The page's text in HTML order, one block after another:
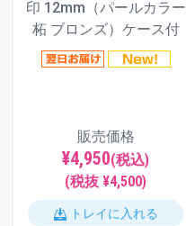
印 12mm（パールカラー
柘 ブロンズ）ケース付
販売価格
¥4,950(税込)
(税抜 ¥4,500)
トレイに入れる